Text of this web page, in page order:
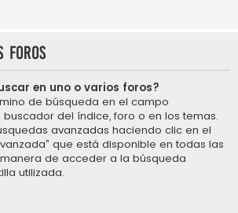
foros
en uno o varios foros?
de búsqueda en el campo
del índice, foro o en los temas.
avanzadas haciendo clic en el
que está disponible en todas las
de acceder a la búsqueda
utilizada.